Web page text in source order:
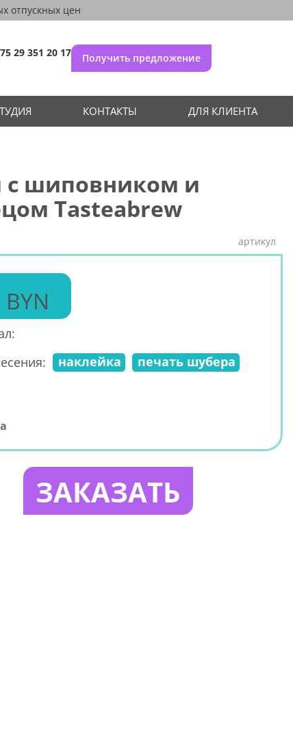
отпускных цен
29 351 20 17 Получить предложение
КОНТАКТЫ ДЛЯ КЛИЕНТА
с шиповником и
Tasteabrew
артикул
BYN
наклейка печать шубера
ЗАКАЗАТЬ